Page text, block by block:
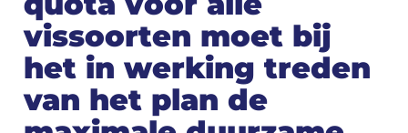
vissoorten moet bij
het in werking treden
van het plan de